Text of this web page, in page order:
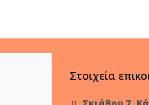
Στοιχεία